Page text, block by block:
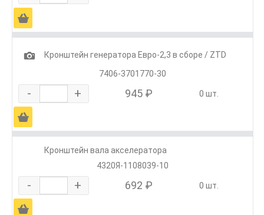
Ä
1
Кронштейн генератора Евро-2,3 в сборе / ZTD
7406-3701770-30
- + 945 ₽ 0 шт.
Ä
Кронштейн вала акселератора
4320Я-1108039-10
- + 692 ₽ 0 шт.
Ä